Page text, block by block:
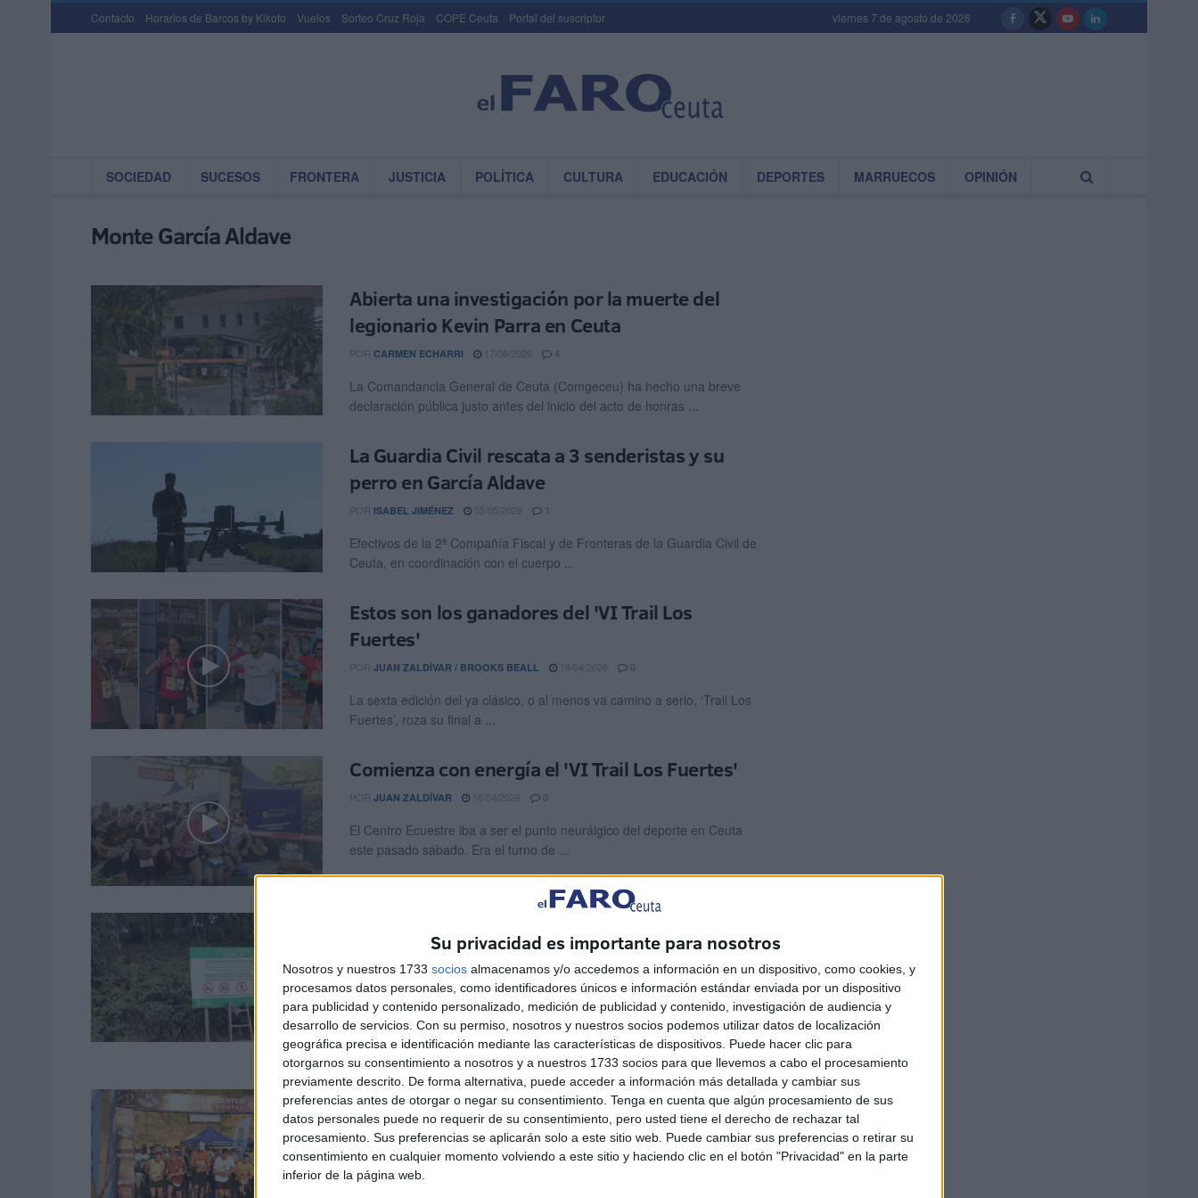
Su privacidad es importante para nosotros
Nosotros y nuestros 1733 socios almacenamos y/o accedemos a información en un dispositivo, como cookies, y
procesamos datos personales, como identificadores únicos e información estándar enviada por un dispositivo
para publicidad y contenido personalizado, medición de publicidad y contenido, investigación de audiencia y
desarrollo de servicios. Con su permiso, nosotros y nuestros socios podemos utilizar datos de localización
geográfica precisa e identificación mediante las características de dispositivos. Puede hacer clic para
otorgarnos su consentimiento a nosotros y a nuestros 1733 socios para que llevemos a cabo el procesamiento
previamente descrito. De forma alternativa, puede acceder a información más detallada y cambiar sus
preferencias antes de otorgar o negar su consentimiento. Tenga en cuenta que algún procesamiento de sus
datos personales puede no requerir de su consentimiento, pero usted tiene el derecho de rechazar tal
procesamiento. Sus preferencias se aplicarán solo a este sitio web. Puede cambiar sus preferencias o retirar su
consentimiento en cualquier momento volviendo a este sitio y haciendo clic en el botón "Privacidad" en la parte
inferior de la página web.
Contacto Horarios de Barcos by Kikoto Vuelos Sorteo Cruz Roja COPE Ceuta Portal del suscriptor viernes 7 de agosto de 2026
SOCIEDAD SUCESOS FRONTERA JUSTICIA POLÍTICA CULTURA EDUCACIÓN DEPORTES MARRUECOS OPINIÓN
Monte García Aldave
Abierta una investigación por la muerte del
legionario Kevin Parra en Ceuta
POR CARMEN ECHARRI 17/06/2026 4
La Comandancia General de Ceuta (Comgeceu) ha hecho una breve
declaración pública justo antes del inicio del acto de honras ...
La Guardia Civil rescata a 3 senderistas y su
perro en García Aldave
POR ISABEL JIMÉNEZ 1
Efectivos de la 2ª Compañía Fiscal y de Fronteras de la Guardia Civil de
Ceuta, en coordinación con el cuerpo ...
Estos son los ganadores del 'VI Trail Los
Fuertes'
POR JUAN ZALDÍVAR / BROOKS BEALL 0
La sexta edición del ya clásico, o al menos va camino a serlo, ‘Trail Los
Fuertes’, roza su final a ...
Comienza con energía el 'VI Trail Los Fuertes'
POR JUAN ZALDÍVAR 0
El Centro Ecuestre iba a ser el punto neurálgico del deporte en Ceuta
este pasado sábado. Era el turno de ...
los montes
POR ISABEL JIMÉNEZ 10/04/2026 3
Con el objetivo de salvaguardar el patrimonio natural de Ceuta, el
consejero de Medio Ambiente, Servicios Urbanos y Vivienda, Alejandro
...
¿Quieres participar en el 'VI Trail Los Fuertes'?
Aún quedan plazas disponibles
POR ISABEL JIMÉNEZ 10/03/2026 0